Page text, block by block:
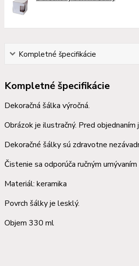
Kompletné špecifikácie
Kompletné špecifikácie
Dekoračná šálka výročná.
Obrázok je ilustračný. Pred
Dekoračné šálky sú zdravotne
Čistenie sa odporúča ručným
Materiál: keramika
Povrch šálky je lesklý.
Objem 330 ml